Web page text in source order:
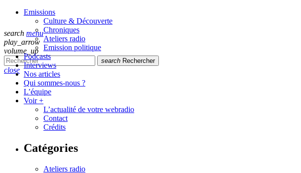
search menu
play_arrow
volume_up
search Rechercher
close
Emissions
Culture & Découverte
Chroniques
Ateliers radio
Emission politique
Podcasts
Interviews
Nos articles
Qui sommes-nous ?
L’équipe
Voir +
L’actualité de votre webradio
Contact
Crédits
Catégories
Ateliers radio